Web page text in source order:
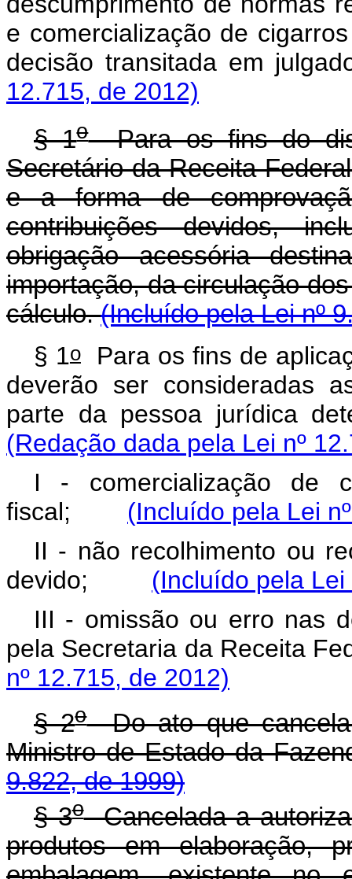
e comercialização de
decisão transitada em
12.715, de 2012)
§ 1oPara os fins do
Secretário da Receita
e a forma de
contribuições devidos,
obrigação acessória
importação, da circulação
cálculo.(Incluído pela Lei nº
§ 1oPara os fins de
deverão ser consideradas
parte da pessoa jurídica
(Redação dada pela Lei nº
I - comercialização de
fiscal; (Incluído pela Lei
II - não recolhimento ou
devido; (Incluído pela
III - omissão ou erro nas
pela Secretaria da Receita
nº 12.715, de 2012)
§ 2oDo ato que
Ministro de Estado da
9.822, de 1999)
§ 3oCancelada a
produtos em elaboração,